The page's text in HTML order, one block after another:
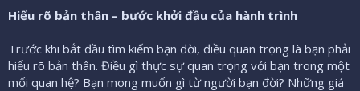
ầ
Hiểu rõ bản thân – bước khởi đầu của hành trình
Trước khi bắt đầu tìm kiếm bạn đời, điều quan trọng là bạn phải
hiểu rõ bản thân. Điều gì thực sự quan trọng với bạn trong một
mối quan hệ? Bạn mong muốn gì từ người bạn đời? Những giá